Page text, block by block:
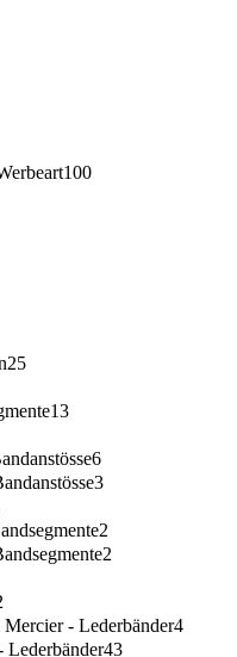
100
25
13
6
3
2
2
- Lederbänder4
Lederbänder43